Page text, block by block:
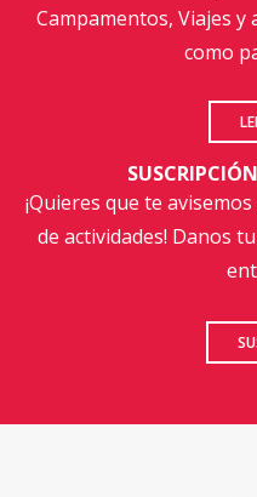
Campamentos, Viajes
como
¡Quieres que te
de actividades! Danos